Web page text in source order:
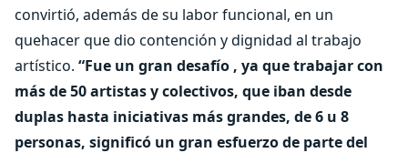
convirtió, además de su labor funcional, en un
quehacer que dio contención y dignidad al trabajo
artístico. “Fue un gran desafío , ya que trabajar con
más de 50 artistas y colectivos, que iban desde
duplas hasta iniciativas más grandes, de 6 u 8
personas, significó un gran esfuerzo de parte del